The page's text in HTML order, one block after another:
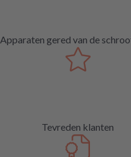
Apparaten gered van de
Tevreden klanten